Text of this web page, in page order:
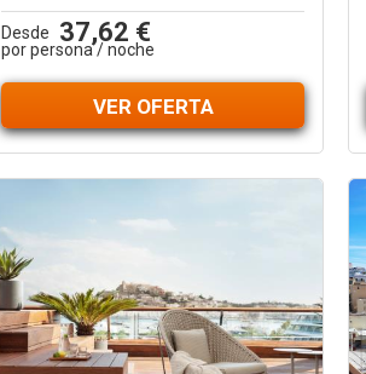
Desde 37,62 €
por persona / noche
VER OFERTA